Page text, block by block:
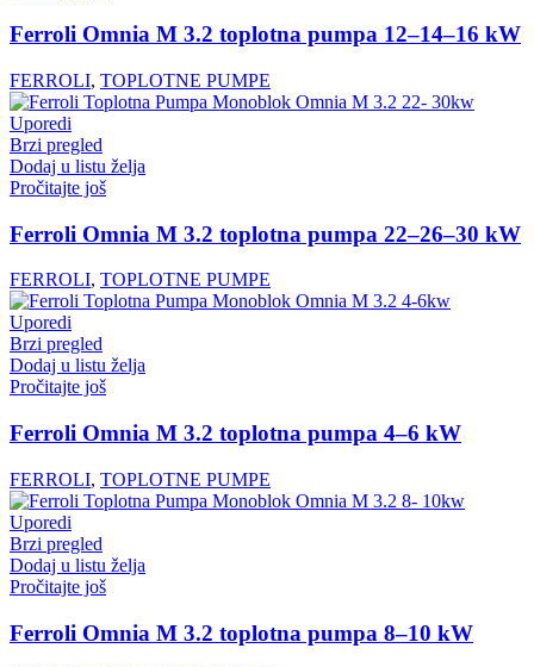
Ferroli Omnia M 3.2 toplotna pumpa 12–14–16 kW
FERROLI, TOPLOTNE PUMPE
Uporedi
Brzi pregled
Dodaj u listu želja
Pročitajte još
Ferroli Omnia M 3.2 toplotna pumpa 22–26–30 kW
FERROLI, TOPLOTNE PUMPE
Uporedi
Brzi pregled
Dodaj u listu želja
Pročitajte još
Ferroli Omnia M 3.2 toplotna pumpa 4–6 kW
FERROLI, TOPLOTNE PUMPE
Uporedi
Brzi pregled
Dodaj u listu želja
Pročitajte još
Ferroli Omnia M 3.2 toplotna pumpa 8–10 kW